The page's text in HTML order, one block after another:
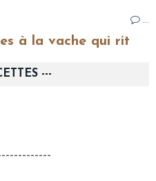
à la vache qui rit
---